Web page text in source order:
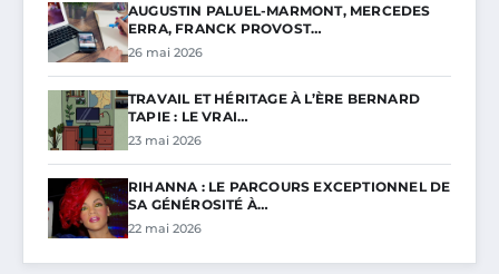
AUGUSTIN PALUEL-MARMONT, MERCEDES
ERRA, FRANCK PROVOST…
26 mai 2026
TRAVAIL ET HÉRITAGE À L’ÈRE BERNARD
TAPIE : LE VRAI…
23 mai 2026
RIHANNA : LE PARCOURS EXCEPTIONNEL DE
SA GÉNÉROSITÉ À…
22 mai 2026